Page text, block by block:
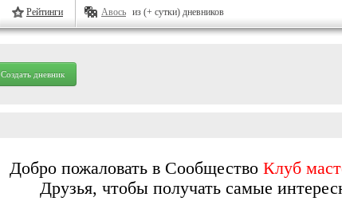
Рейтинги Авось из (+ сутки) дневников
Создать дневник
Добро пожаловать в Сообщество Клуб
Друзья, чтобы получать самые